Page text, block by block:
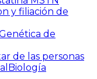
y filiación de
de
de las personas
Biología